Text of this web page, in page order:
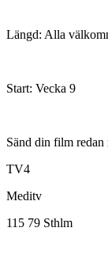
Längd: Alla
Start: Vecka 9
Sänd din film redan
TV4
Meditv
115 79 Sthlm